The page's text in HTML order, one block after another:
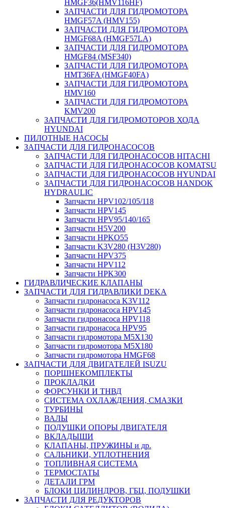
HMGF36(HMV116HF)
ЗАПЧАСТИ ДЛЯ ГИДРОМОТОРА
HMGF57A (HMV155)
ЗАПЧАСТИ ДЛЯ ГИДРОМОТОРА
HMGF68A (HMGF57LA)
ЗАПЧАСТИ ДЛЯ ГИДРОМОТОРА
HMGF84 (MSF340)
ЗАПЧАСТИ ДЛЯ ГИДРОМОТОРА
HMT36FA (HMGF40FA)
ЗАПЧАСТИ ДЛЯ ГИДРОМОТОРА
HMV160
ЗАПЧАСТИ ДЛЯ ГИДРОМОТОРА
KMV200
ЗАПЧАСТИ ДЛЯ ГИДРОМОТОРОВ ХОДА
HYUNDAI
ПИЛОТНЫЕ НАСОСЫ
ЗАПЧАСТИ ДЛЯ ГИДРОНАСОСОВ
ЗАПЧАСТИ ДЛЯ ГИДРОНАСОСОВ HITACHI
ЗАПЧАСТИ ДЛЯ ГИДРОНАСОСОВ KOMATSU
ЗАПЧАСТИ ДЛЯ ГИДРОНАСОСОВ HYUNDAI
ЗАПЧАСТИ ДЛЯ ГИДРОНАСОСОВ HANDOK
HYDRAULIC
Запчасти HPV102/105/118
Запчасти HPV145
Запчасти HPV95/140/165
Запчасти H5V200
Запчасти HPKO55
Запчасти K3V280 (H3V280)
Запчасти HPV375
Запчасти HPV112
Запчасти HPK300
ГИДРАВЛИЧЕСКИЕ КЛАПАНЫ
ЗАПЧАСТИ ДЛЯ ГИДРАВЛИКИ DEKA
Запчасти гидронасоса K3V112
Запчасти гидронасоса HPV145
Запчасти гидронасоса HPV118
Запчасти гидронасоса HPV95
Запчасти гидромотора M5X130
Запчасти гидромотора M5X180
Запчасти гидромотора HMGF68
ЗАПЧАСТИ ДЛЯ ДВИГАТЕЛЕЙ ISUZU
ПОРШНЕКОМПЛЕКТЫ
ПРОКЛАДКИ
ФОРСУНКИ И ТНВД
СИСТЕМА ОХЛАЖДЕНИЯ, СМАЗКИ
ТУРБИНЫ
ВАЛЫ
ПОДУШКИ ОПОРЫ ДВИГАТЕЛЯ
ВКЛАДЫШИ
КЛАПАНЫ, ПРУЖИНЫ и др.
САЛЬНИКИ, УПЛОТНЕНИЯ
ТОПЛИВНАЯ СИСТЕМА
ТЕРМОСТАТЫ
ДЕТАЛИ ГРМ
БЛОКИ ЦИЛИНДРОВ, ГБЦ, ПОДУШКИ
ЗАПЧАСТИ ДЛЯ РЕДУКТОРОВ